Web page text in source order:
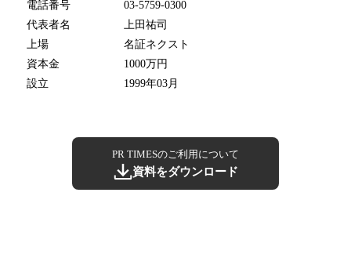
電話番号
03-5759-0300
代表者名
上田祐司
上場
名証ネクスト
資本金
1000万円
設立
1999年03月
PR TIMESのご利用について
資料をダウンロード